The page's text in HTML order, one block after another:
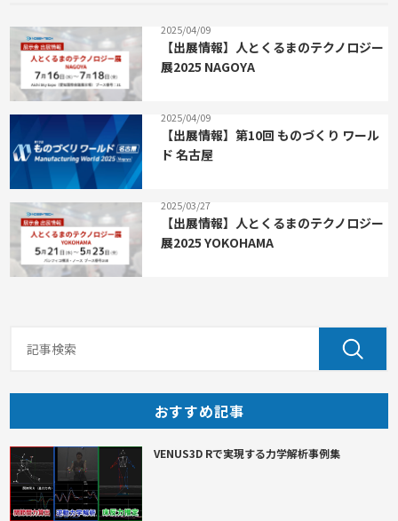
2025/04/09
【出展情報】人とくるまのテクノロジー
展2025 NAGOYA
2025/04/09
【出展情報】第10回 ものづくり ワール
ド 名古屋
2025/03/27
【出展情報】人とくるまのテクノロジー
展2025 YOKOHAMA
おすすめ記事
VENUS3D Rで実現する力学解析事例集